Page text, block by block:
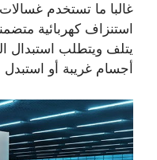
غالبا ما تستخدم
استنزاف كهربائية
يتلف ويتطلب استبدال
أجسام غريبة أو استبدل